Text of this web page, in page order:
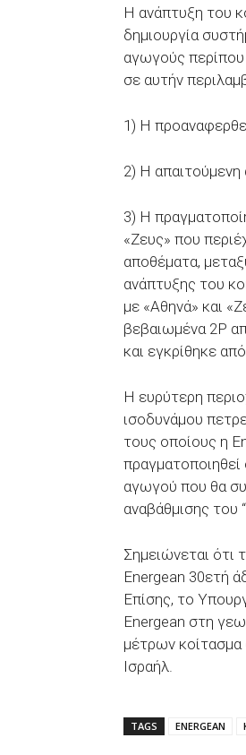
Η ανάπτυξη του
δημιουργία
αγωγούς περίπου
σε αυτήν
1) Η
2) Η απαιτούμενη
3) Η
«Ζευς» που
αποθέματα,
ανάπτυξης του
με «Αθηνά» και
βεβαιωμένα 2P
και εγκρίθηκε
Η ευρύτερη
ισοδυνάμου
τους οποίους η
αγωγού που θα
αναβάθμισης του
Σημειώνεται ότι
Energean 30ετή
Επίσης, το
Energean στη
μέτρων κοίτασμα
Ισραήλ.
TAGS ENERGEAN